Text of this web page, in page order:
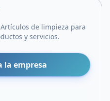
Artículos de limpieza para
y servicios.
la empresa